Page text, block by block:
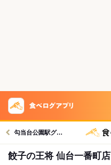
勾当台公園駅グルメへ
餃子の王将 仙台一番町店